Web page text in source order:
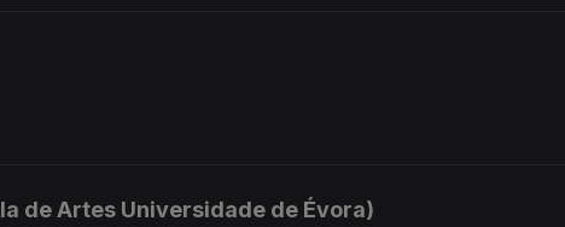
de Artes Universidade de Évora)